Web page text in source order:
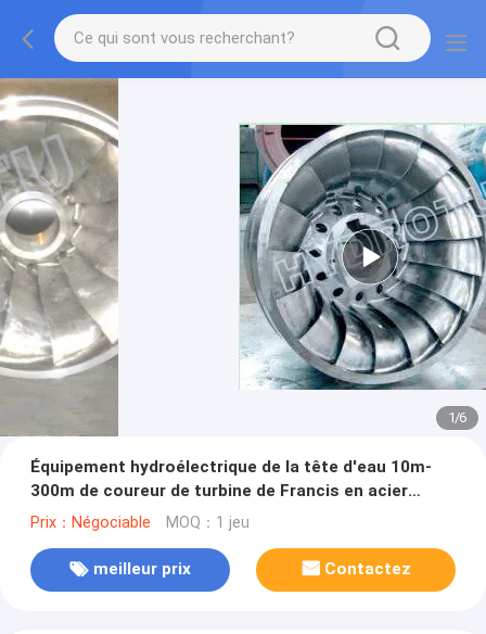
1/6
Équipement hydroélectrique de la tête d'eau 10m-
300m de coureur de turbine de Francis en acier
inoxydable 0Cr13Ni4Mo
Prix：Négociable MOQ：1 jeu
meilleur prix Contactez